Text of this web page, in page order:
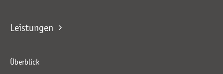
Leistungen
Überblick